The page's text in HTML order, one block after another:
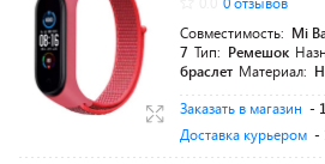
Совместимость: Mi
7 Тип: Ремешок
браслет Материал:
Заказать в магазин -
Доставка курьером -